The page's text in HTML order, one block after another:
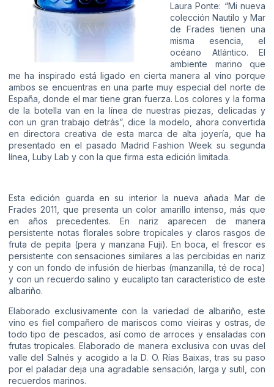
Laura Ponte: “Mi nueva
colección Nautilo y Mar
de Frades tienen una
misma esencia, el
océano Atlántico. El
ambiente marino que
me ha inspirado está ligado en cierta manera al vino porque
ambos se encuentras en una parte muy especial del norte de
España, donde el mar tiene gran fuerza. Los colores y la forma
de la botella van en la línea de nuestras piezas, delicadas y
con un gran trabajo detrás”, dice la modelo, ahora convertida
en directora creativa de esta marca de alta joyería, que ha
presentado en el pasado Madrid Fashion Week su segunda
línea, Luby Lab y con la que firma esta edición limitada.
Esta edición guarda en su interior la nueva añada Mar de
Frades 2011, que presenta un color amarillo intenso, más que
en años precedentes. En nariz aparecen de manera
persistente notas florales sobre tropicales y claros rasgos de
fruta de pepita (pera y manzana Fuji). En boca, el frescor es
persistente con sensaciones similares a las percibidas en nariz
y con un fondo de infusión de hierbas (manzanilla, té de roca)
y con un recuerdo salino y eucalipto tan característico de este
albariño.
Elaborado exclusivamente con la variedad de albariño, este
vino es fiel compañero de mariscos como vieiras y ostras, de
todo tipo de pescados, así como de arroces y ensaladas con
frutas tropicales. Elaborado de manera exclusiva con uvas del
valle del Salnés y acogido a la D. O. Rías Baixas, tras su paso
por el paladar deja una agradable sensación, larga y sutil, con
recuerdos marinos.